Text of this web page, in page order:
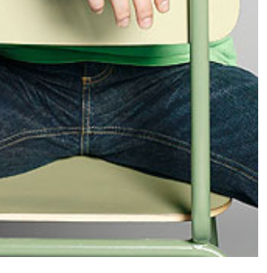
Por qué los bálsamos de CBD
tópico se han convertido en
uno de los productos de
bienestar más buscados